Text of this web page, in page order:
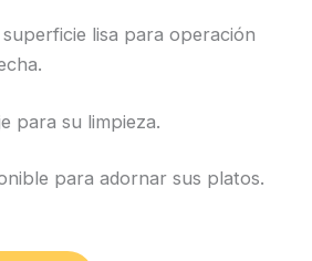
lisa para operación
para su limpieza.
para adornar sus platos.